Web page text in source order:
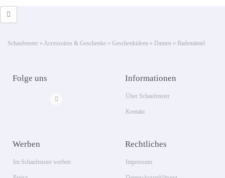
Schaufenster » Accessoires & Geschenke » Geschenkideen » Damen » Bademäntel
Folge uns Informationen
Über Schaufenster
Kontakt
Werben
Im Schaufenster werben
Rechtliches
Impressum